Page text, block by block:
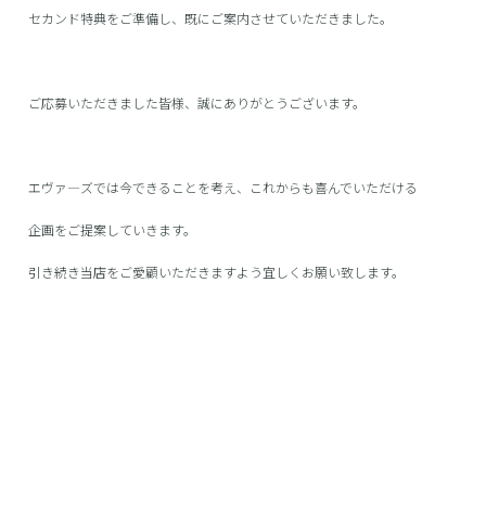
セカンド特典をご準備し、既にご案内させていただきました。
ご応募いただきました皆様、誠にありがとうございます。
エヴァ―ズでは今できることを考え、これからも喜んでいただける
企画をご提案していきます。
引き続き当店をご愛顧いただきますよう宜しくお願い致します。